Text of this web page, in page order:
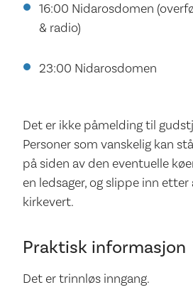
16:00 Nidarosdomen
& radio)
23:00 Nidarosdomen
Det er ikke påmelding til
Personer som vanskelig kan
på siden av den eventuelle
en ledsager, og slippe inn etter
kirkevert.
Praktisk informasjon
Det er trinnløs inngang.